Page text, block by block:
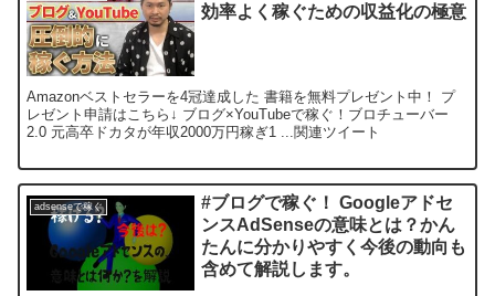
効率よく稼ぐための収益化の極意
Amazonベストセラーを4冠達成した 書籍を無料プレゼント中！ プ
レゼント申請はこちら↓ ブログ×YouTubeで稼ぐ！ブロチューバー
2.0 元高卒ドカタが年収2000万円稼ぎ1 ...関連ツイート
adsenseで稼ぐ
#ブログで稼ぐ！ Googleアドセ
ンスAdSenseの意味とは？かん
たんに分かりやすく今後の動向も
含めて解説します。